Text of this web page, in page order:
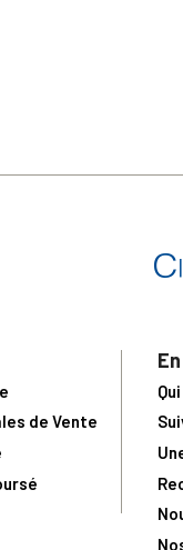
de Vente